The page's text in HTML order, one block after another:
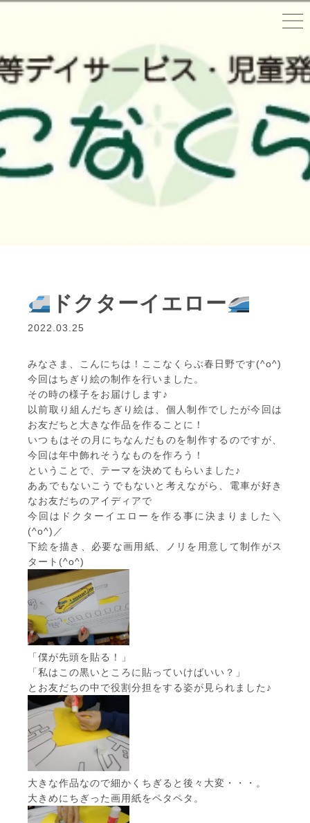
ドクターイエロー
2022.03.25
みなさま、こんにちは！ここなくらぶ春日野です(^o^)
今回はちぎり絵の制作を行いました。
その時の様子をお届けします♪
以前取り組んだちぎり絵は、個人制作でしたが今回は
お友だちと大きな作品を作ることに！
いつもはその月にちなんだものを制作するのですが、
今回は年中飾れそうなものを作ろう！
ということで、テーマを決めてもらいました♪
ああでもないこうでもないと考えながら、電車が好き
なお友だちのアイディアで
今回はドクターイエローを作る事に決まりました＼
(^o^)／
下絵を描き、必要な画用紙、ノリを用意して制作がス
タート(^o^)
「僕が先頭を貼る！」
「私はこの黒いところに貼っていけばいい？」
とお友だちの中で役割分担をする姿が見られました♪
大きな作品なので細かくちぎると後々大変・・・。
大きめにちぎった画用紙をペタペタ。